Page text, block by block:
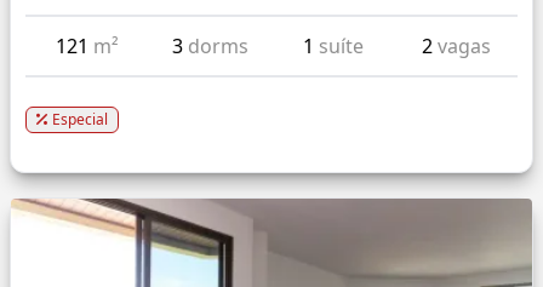
121 m² 3 dorms 1 suíte 2vagas
Especial